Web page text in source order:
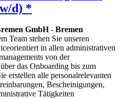
d) *
GmbH- Bremen
Team stehen Sie unseren
in allen administrativen
von der
das Onboarding bis zum
erstellen alle personalrelevanten
Bescheinigungen,
Tätigkeiten